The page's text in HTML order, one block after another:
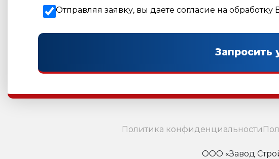
Отправляя заявку, вы даете согласие на обработку
Политика конфиденциальности
ООО «Завод